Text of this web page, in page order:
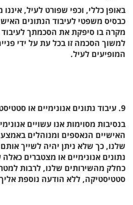
באופן כללי, וכפי שפורט לעיל,
כבסיס משפטי לעיבוד הנתונים
מקרה בו סיפקת את הסכמתך
למשוך הסכמה זו בכל עת על ידי
המופיעים לעיל.
9. עיבוד נתונים אנונימיים או סטטיסטיים
בנסיבות מסוימות אנו עשויים
האישיים הנאספים ומנוהלים
שלנו, כך שלא ניתן יהיה לשייך
נתונים אנונימיים או מצטברים
כחלק מהשירותים שלנו, לרבות
סטטיסטיקה, ללא הודעה נוספת